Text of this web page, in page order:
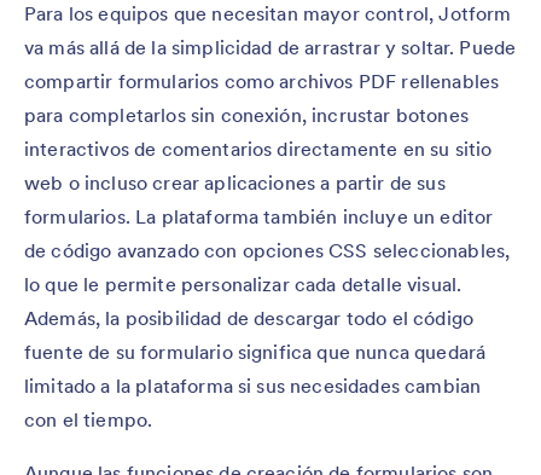
Para los equipos que necesitan mayor control, Jotform
va más allá de la simplicidad de arrastrar y soltar. Puede
compartir formularios como archivos PDF rellenables
para completarlos sin conexión, incrustar botones
interactivos de comentarios directamente en su sitio
web o incluso crear aplicaciones a partir de sus
formularios. La plataforma también incluye un editor
de código avanzado con opciones CSS seleccionables,
lo que le permite personalizar cada detalle visual.
Además, la posibilidad de descargar todo el código
fuente de su formulario significa que nunca quedará
limitado a la plataforma si sus necesidades cambian
con el tiempo.